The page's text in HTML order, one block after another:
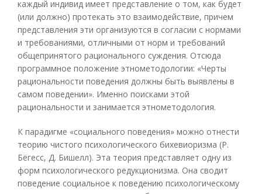
каждый индивид имеет представление о том, как будет
(или должно) протекать это взаимодействие, причем
представления эти организуются в согласии с нормами
и требованиями, отличными от норм и требований
общепринятого рационального суждения. Отсюда
программное положение этнометодологии: «Черты
рациональности поведения должны быть выявлены в
самом поведении». Именно поисками этой
рациональности и занимается этнометодология.
К парадигме «социального поведения» можно отнести
теорию чистого психологического бихевиоризма (Р.
Бёгесс, Д. Бишелл). Эта теория представляет одну из
форм психологического редукционизма. Она сводит
поведение социальное к поведению психологическому